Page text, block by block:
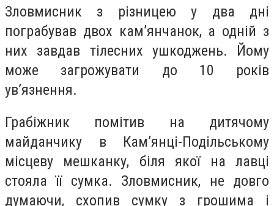
Зловмисник з різницею у два дні
пограбував двох кам’янчанок, а одній з
них завдав тілесних ушкоджень. Йому
може загрожувати до 10 років
ув’язнення.
Грабіжник помітив на дитячому
майданчику в Камʼянці-Подільському
місцеву мешканку, біля якої на лавці
стояла її сумка. Зловмисник, не довго
думаючи, схопив сумку з грошима і